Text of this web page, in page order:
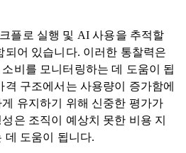
플로 실행 및 AI 사용을 추적할
되어 있습니다. 이러한 통찰력은
비를 모니터링하는 데 도움이 됩
구조에서는 사용량이 증가함에
유지하기 위해 신중한 평가가
은 조직이 예상치 못한 비용 지
데 도움이 됩니다.